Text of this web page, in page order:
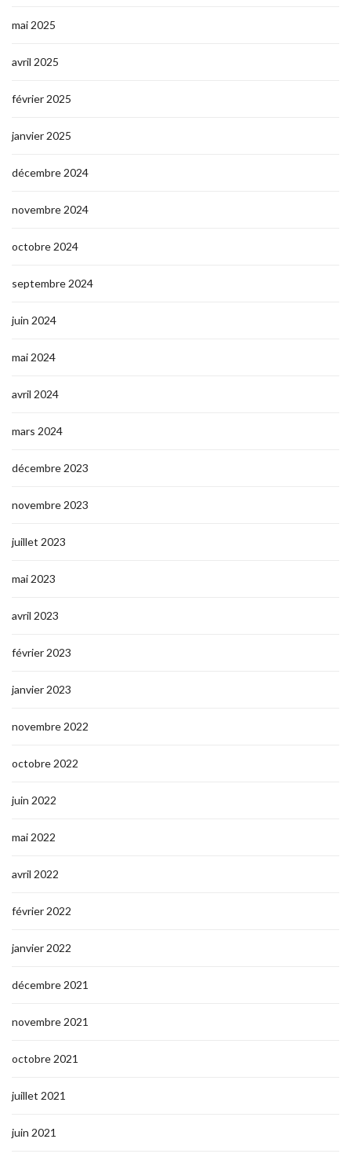
mai 2025
avril 2025
février 2025
janvier 2025
décembre 2024
novembre 2024
octobre 2024
septembre 2024
juin 2024
mai 2024
avril 2024
mars 2024
décembre 2023
novembre 2023
juillet 2023
mai 2023
avril 2023
février 2023
janvier 2023
novembre 2022
octobre 2022
juin 2022
mai 2022
avril 2022
février 2022
janvier 2022
décembre 2021
novembre 2021
octobre 2021
juillet 2021
juin 2021